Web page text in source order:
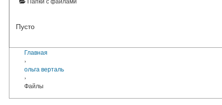
Пусто
Главная
›
ольга верталь
›
Файлы